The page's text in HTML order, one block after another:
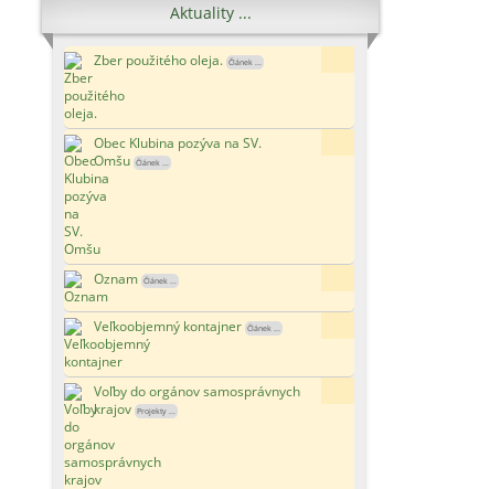
Aktuality ...
Zber použitého oleja. Článek ...
Obec Klubina pozýva na SV.
Omšu Článek ...
Oznam Článek ...
Veľkoobjemný kontajner Článek ...
Voľby do orgánov samosprávnych
krajov Projekty ...